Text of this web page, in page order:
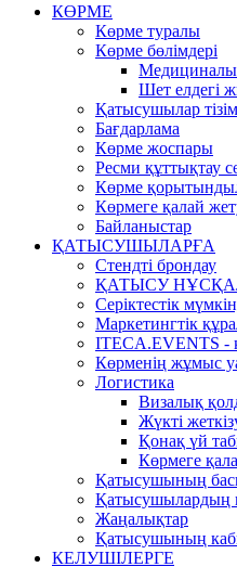
КӨРМЕ
Көрме туралы
Көрме бөлімдері
Шет елдегі
Қатысушылар
Бағдарлама
Көрме жоспары
Ресми құттықтау
Көрме
Көрмеге қалай
Байланыстар
ҚАТЫСУШЫЛАРҒА
Стендті брондау
ҚАТЫСУ
Серіктестік
Маркетингтік
ITECA.EVENTS -
Көрменің жұмыс
Логистика
Визалық
Жүкті
Қонақ үй
Көрмеге
Қатысушының
Қатысушылардың
Жаңалықтар
Қатысушының
КЕЛУШІЛЕРГЕ